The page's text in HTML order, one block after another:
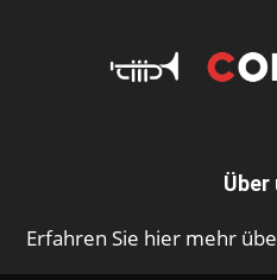
Über
Erfahren Sie hier mehr